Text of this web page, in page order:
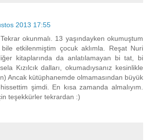
2013 17:55
okunmalı. 13 yaşındayken okumuştum
etkilenmiştim çocuk aklımla. Reşat Nuri
kitaplarında da anlatılamayan bi tat, bi
Kızılcık dalları, okumadıysanız kesinlikle
Ancak kütüphanemde olmamasından büyük
şimdi. En kısa zamanda almalıyım.
teşekkürler tekrardan :)